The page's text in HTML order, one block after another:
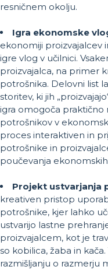
resničnem okolju.
Igra ekonomske
ekonomiji proizvajalcev
igre vlog v učilnici.
proizvajalca, na primer
potrošnika. Delovni list
storitev, ki jih
igra omogoča praktično
potrošnikov v
proces interaktiven in
potrošnike in
poučevanja
Projekt ustvarjanja
kreativen pristop
potrošnike, kjer lahko
ustvarijo lastne
proizvajalcem, kot je
so kobilica, žaba in
razmišljanju o razmerju